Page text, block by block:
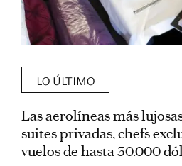
LO ÚLTIMO
Las aerolíneas más
suites privadas, chefs
vuelos de hasta 30.000